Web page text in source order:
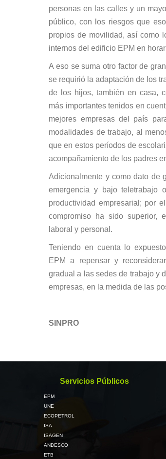
personas en las calles y un
público, con los riesgos que
propios de movilidad, así como
internos del edificio EPM en
A eso se suma otro factor de
se requirió la adaptación de los
de los hijos, también en casa,
más importantes tenidos en
mejores empresas del país
modalidades de trabajo, al
que en estos períodos de
acompañamiento de los padres
Adicionalmente y como dato de
emergencia y bajo
productividad empresarial; por
compromiso ha sido superior,
laboral y personal.
Teniendo en cuenta lo
EPM a repensar y
gradual a las sedes de trabajo y
empresas, en la medida de las
SINPRO
Servicios Públicos
EPM
UNE
ECOPETROL
ISA
ISAGEN
ANDESCO
ETB